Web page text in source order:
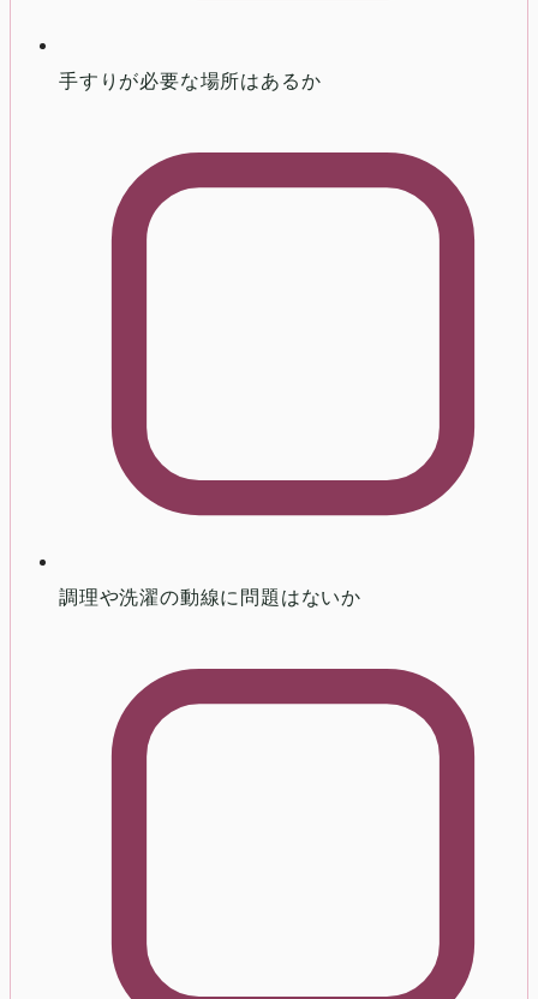
手すりが必要な場所はあるか
調理や洗濯の動線に問題はないか